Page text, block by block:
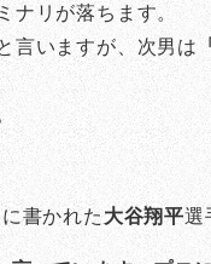
ナリが落ちます。
言いますが、次男は
書かれた 大谷翔平選